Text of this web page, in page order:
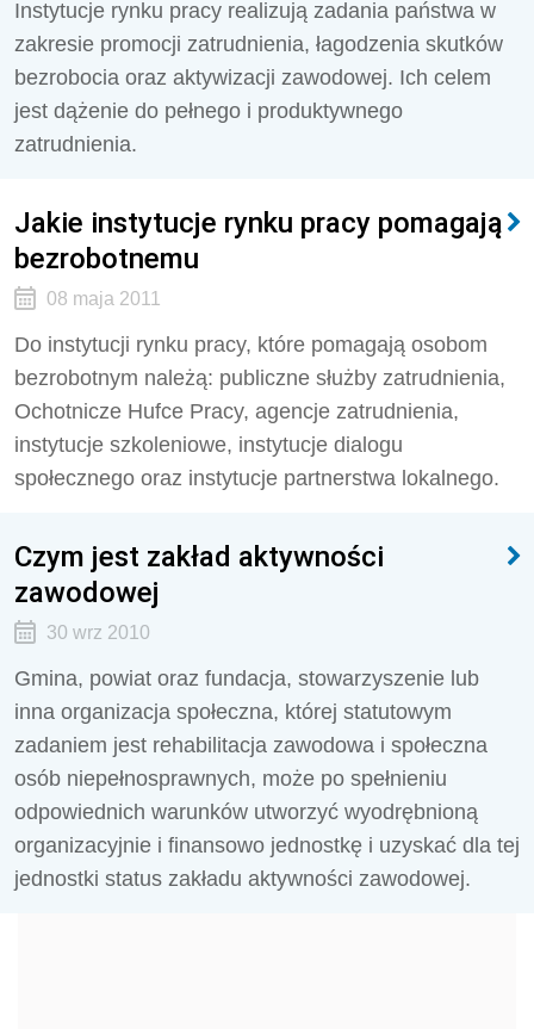
Instytucje rynku pracy realizują zadania państwa w
zakresie promocji zatrudnienia, łagodzenia skutków
bezrobocia oraz aktywizacji zawodowej. Ich celem
jest dążenie do pełnego i produktywnego
zatrudnienia.
Jakie instytucje rynku pracy pomagają
bezrobotnemu
08 maja 2011
Do instytucji rynku pracy, które pomagają osobom
bezrobotnym należą: publiczne służby zatrudnienia,
Ochotnicze Hufce Pracy, agencje zatrudnienia,
instytucje szkoleniowe, instytucje dialogu
społecznego oraz instytucje partnerstwa lokalnego.
Czym jest zakład aktywności
zawodowej
30 wrz 2010
Gmina, powiat oraz fundacja, stowarzyszenie lub
inna organizacja społeczna, której statutowym
zadaniem jest rehabilitacja zawodowa i społeczna
osób niepełnosprawnych, może po spełnieniu
odpowiednich warunków utworzyć wyodrębnioną
organizacyjnie i finansowo jednostkę i uzyskać dla tej
jednostki status zakładu aktywności zawodowej.